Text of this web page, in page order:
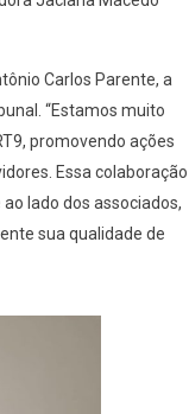
Carlos Parente, a
“Estamos muito
promovendo ações
Essa colaboração
lado dos associados,
sua qualidade de